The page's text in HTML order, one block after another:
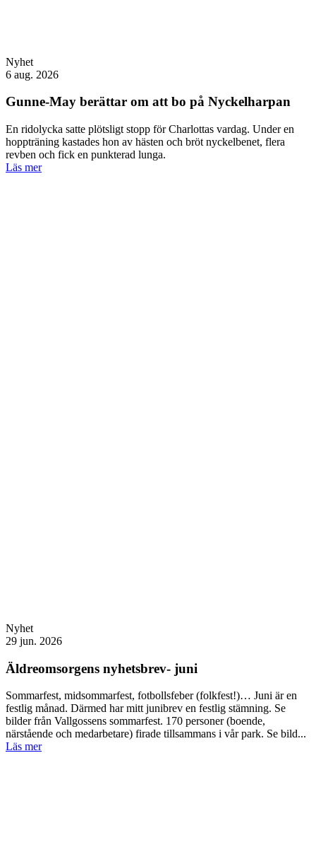
Nyhet
6 aug. 2026
Gunne-May berättar om att bo på Nyckelharpan
En ridolycka satte plötsligt stopp för Charlottas vardag. Under en
hoppträning kastades hon av hästen och bröt nyckelbenet, flera
revben och fick en punkterad lunga.
Läs mer
Nyhet
29 jun. 2026
Äldreomsorgens nyhetsbrev- juni
Sommarfest, midsommarfest, fotbollsfeber (folkfest!)… Juni är en
festlig månad. Därmed har mitt junibrev en festlig stämning. Se
bilder från Vallgossens sommarfest. 170 personer (boende,
närstående och medarbetare) firade tillsammans i vår park. Se bild...
Läs mer